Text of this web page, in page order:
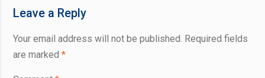
Leave a Reply
Your email address will not be published. Required fields
are marked *